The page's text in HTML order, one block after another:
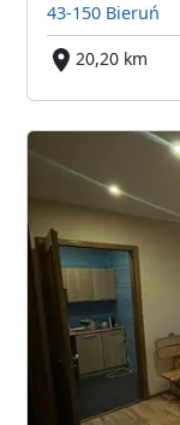
43-150 Bieruń
20,20 km